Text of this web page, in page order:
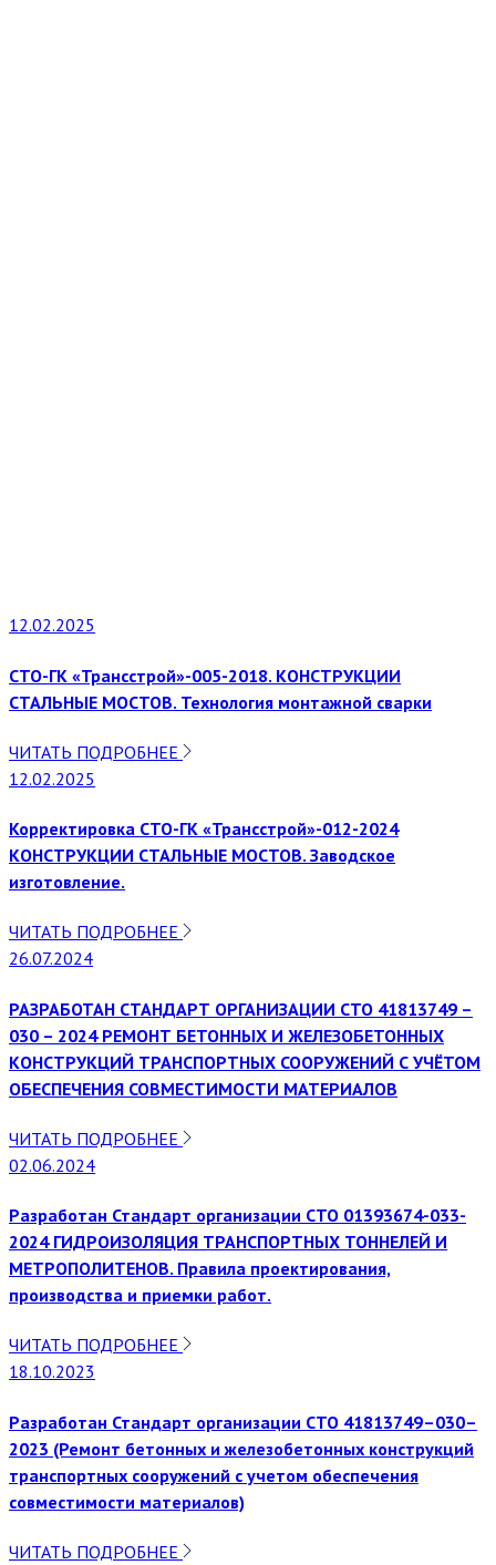
12.02.2025
СТО-ГК «Трансстрой»-005-2018. КОНСТРУКЦИИ
СТАЛЬНЫЕ МОСТОВ. Технология монтажной сварки
ЧИТАТЬ ПОДРОБНЕЕ
12.02.2025
Корректировка СТО-ГК «Трансстрой»-012-2024
КОНСТРУКЦИИ СТАЛЬНЫЕ МОСТОВ. Заводское
изготовление.
ЧИТАТЬ ПОДРОБНЕЕ
26.07.2024
РАЗРАБОТАН СТАНДАРТ ОРГАНИЗАЦИИ СТО 41813749 –
030 – 2024 РЕМОНТ БЕТОННЫХ И ЖЕЛЕЗОБЕТОННЫХ
КОНСТРУКЦИЙ ТРАНСПОРТНЫХ СООРУЖЕНИЙ С УЧЁТОМ
ОБЕСПЕЧЕНИЯ СОВМЕСТИМОСТИ МАТЕРИАЛОВ
ЧИТАТЬ ПОДРОБНЕЕ
02.06.2024
Разработан Стандарт организации СТО 01393674-033-
2024 ГИДРОИЗОЛЯЦИЯ ТРАНСПОРТНЫХ ТОННЕЛЕЙ И
МЕТРОПОЛИТЕНОВ. Правила проектирования,
производства и приемки работ.
ЧИТАТЬ ПОДРОБНЕЕ
18.10.2023
Разработан Стандарт организации СТО 41813749–030–
2023 (Ремонт бетонных и железобетонных конструкций
транспортных сооружений с учетом обеспечения
совместимости материалов)
ЧИТАТЬ ПОДРОБНЕЕ